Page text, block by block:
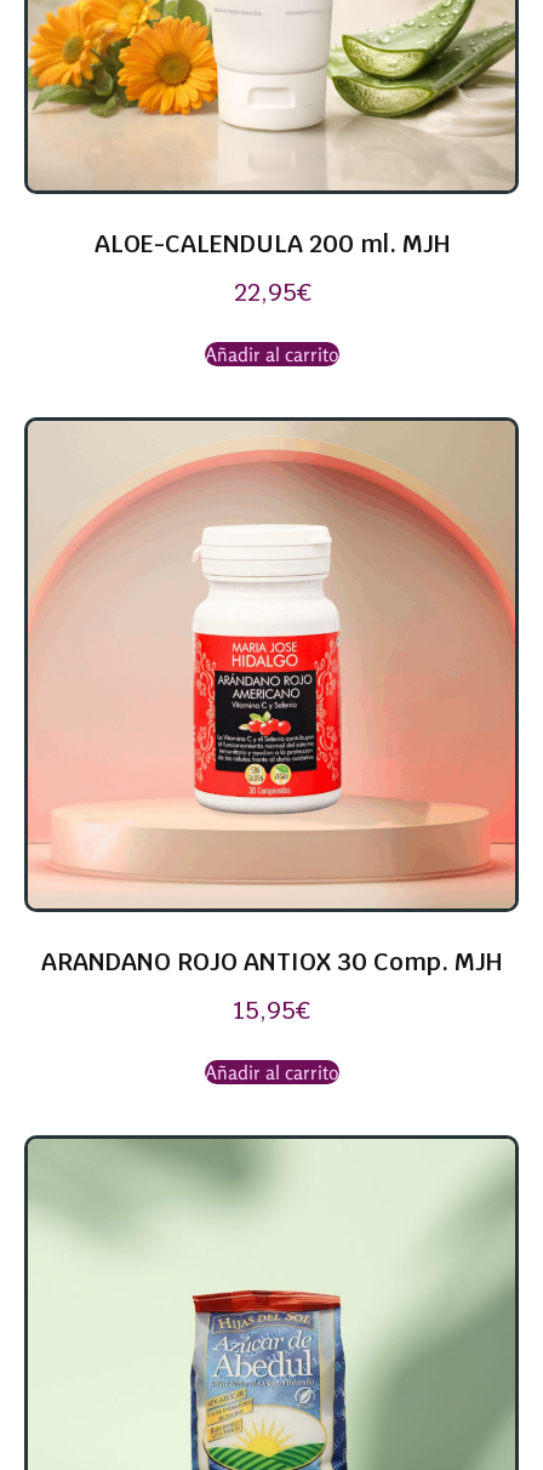
ALOE-CALENDULA 200 ml. MJH
22,95€
Añadir al carrito
ARANDANO ROJO ANTIOX 30 Comp. MJH
15,95€
Añadir al carrito